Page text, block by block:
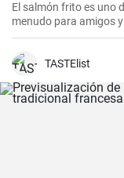
El salmón frito es uno
menudo para amigos
de mucha
impresionante. Un
TASTElist